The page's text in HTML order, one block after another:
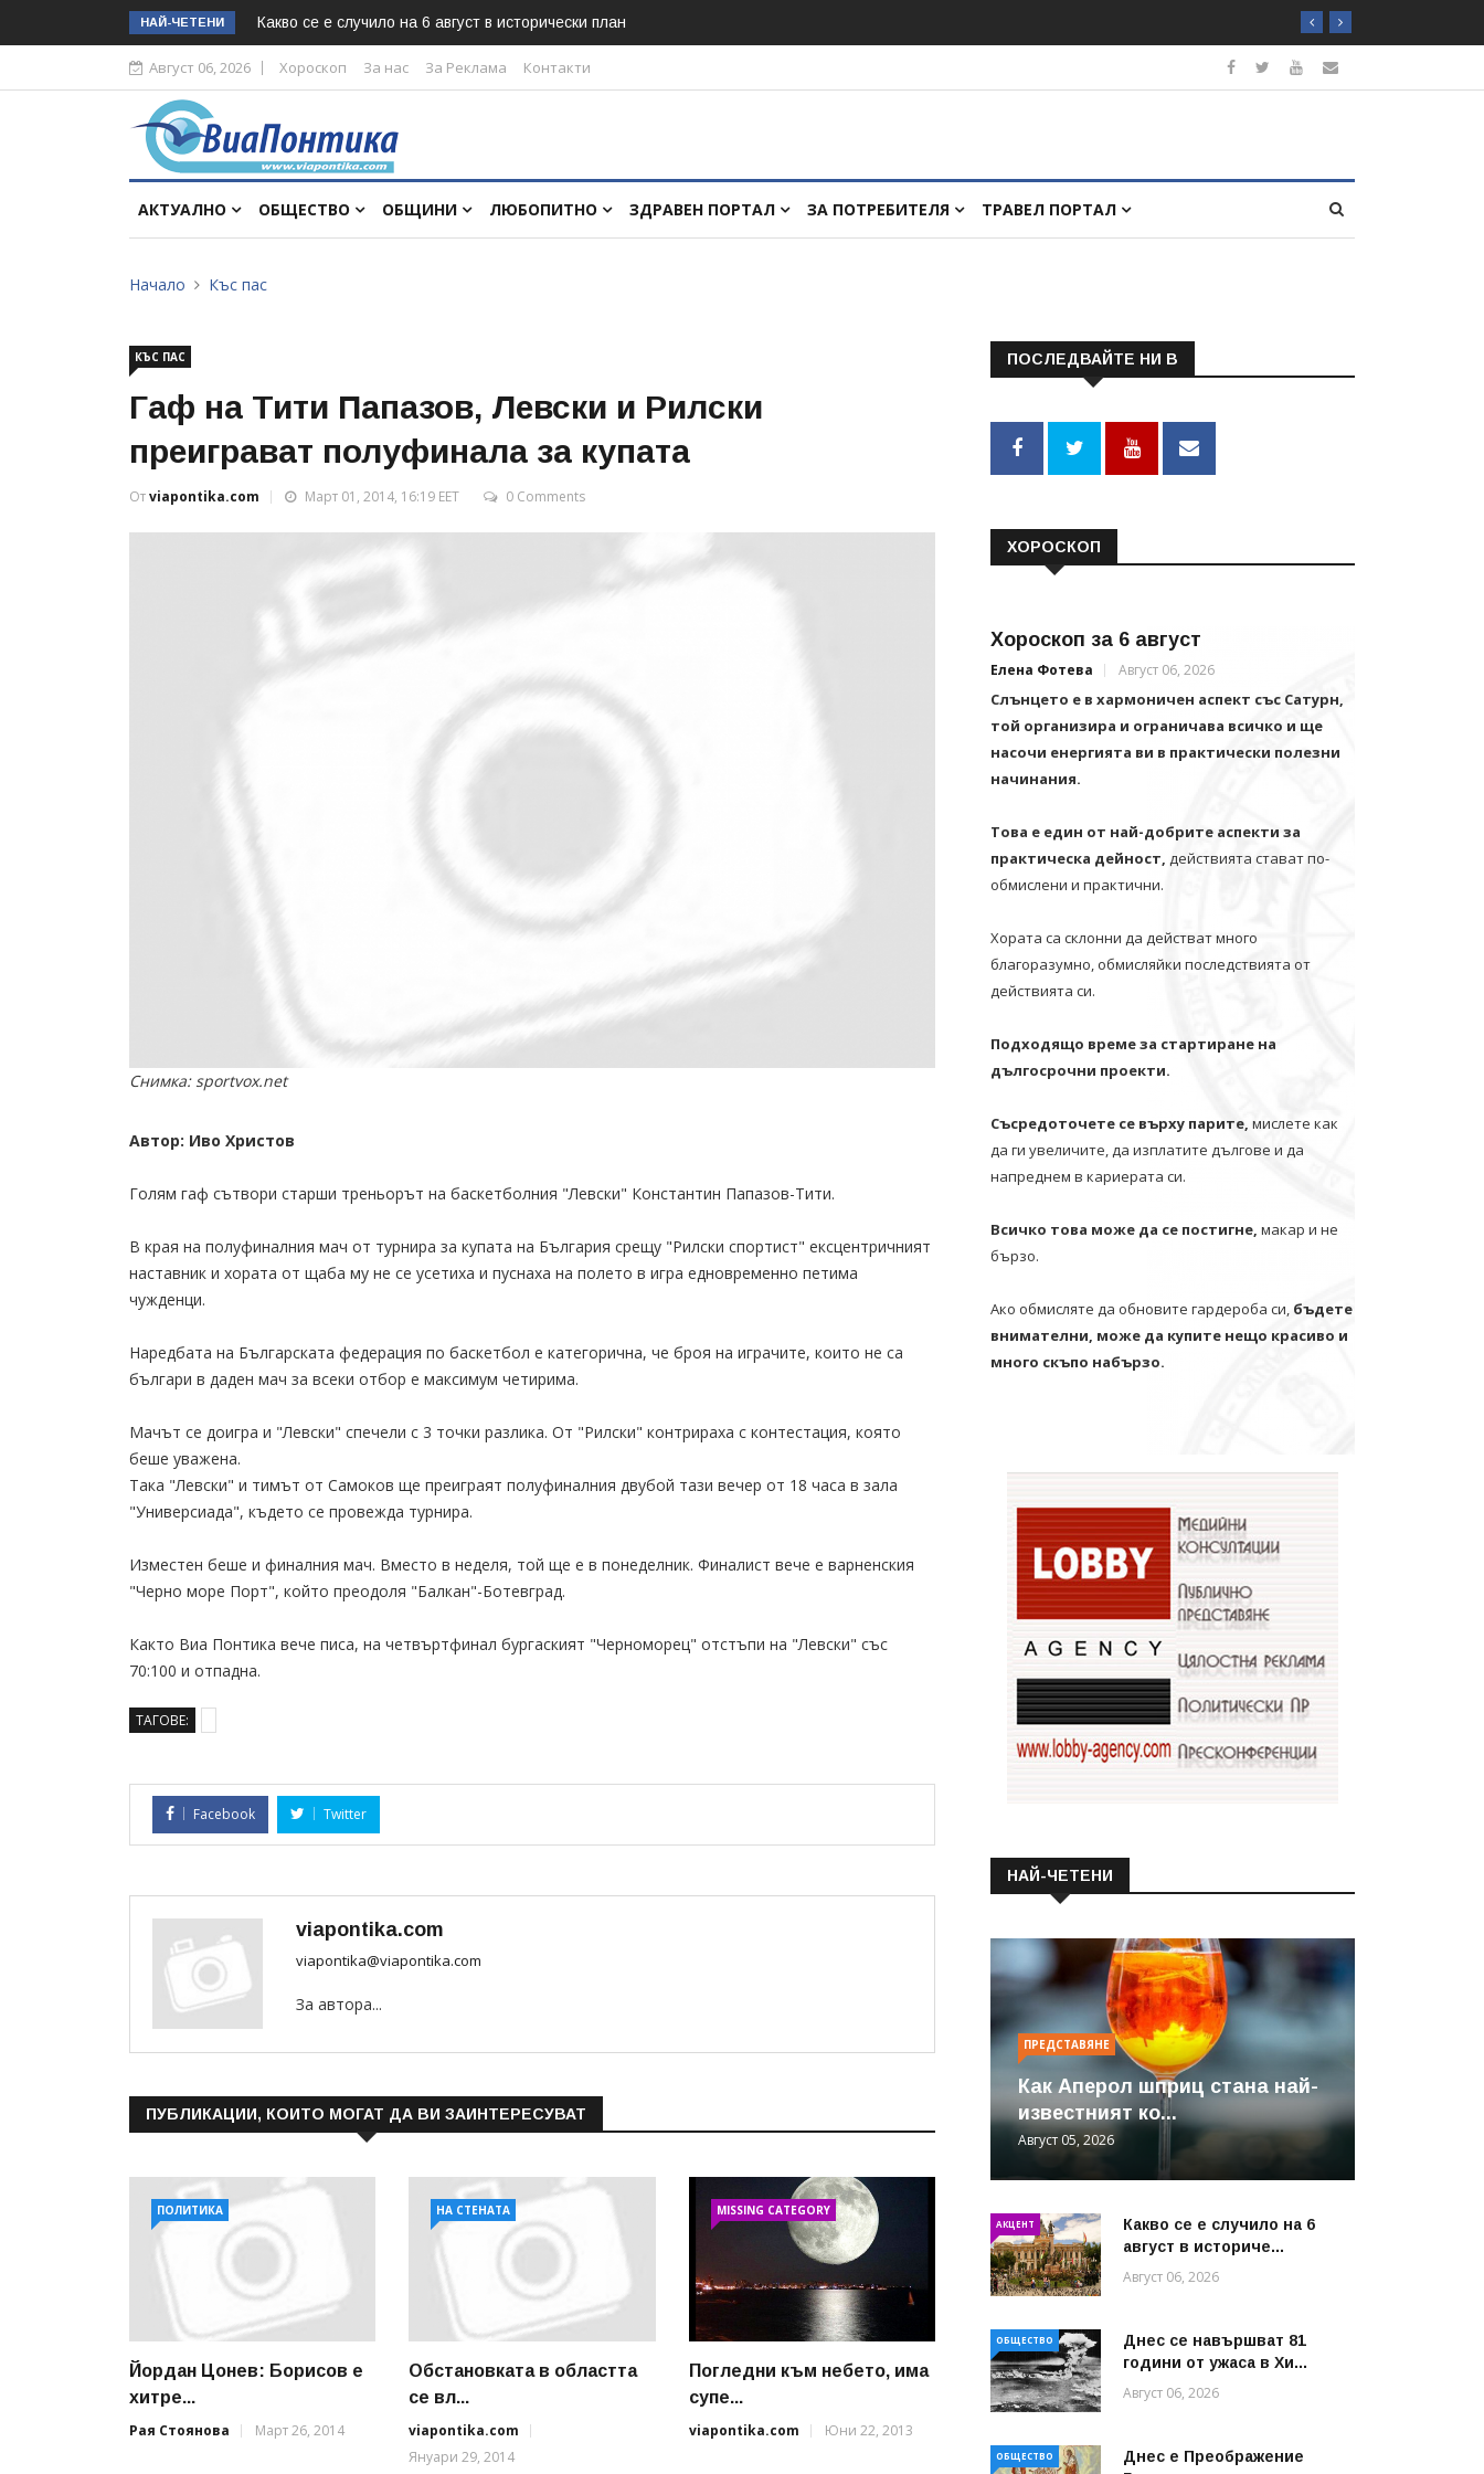
НАЙ-ЧЕТЕНИ Какво се е случило на 6 август в исторически план
Август 06, 2026 Хороскоп За нас За Реклама Контакти
АКТУАЛНО ОБЩЕСТВО ОБЩИНИ ЛЮБОПИТНО ЗДРАВЕН ПОРТАЛ ЗА ПОТРЕБИТЕЛЯ ТРАВЕЛ ПОРТАЛ
Начало Къс пас
КЪС ПАС
Гаф на Тити Папазов, Левски и Рилски
преиграват полуфинала за купата
Отviapontika.com Март 01, 2014, 16:19 EET 0 Comments
Снимка: sportvox.net
Автор: Иво Христов
Голям гаф сътвори старши треньорът на баскетболния "Левски" Константин Папазов-Тити.
В края на полуфиналния мач от турнира за купата на България срещу "Рилски спортист" ексцентричният
наставник и хората от щаба му не се усетиха и пуснаха на полето в игра едновременно петима
чужденци.
Наредбата на Българската федерация по баскетбол е категорична, че броя на играчите, които не са
българи в даден мач за всеки отбор е максимум четирима.
Мачът се доигра и "Левски" спечели с 3 точки разлика. От "Рилски" контрираха с контестация, която
беше уважена.
Така "Левски" и тимът от Самоков ще преиграят полуфиналния двубой тази вечер от 18 часа в зала
"Универсиада", където се провежда турнира.
Изместен беше и финалния мач. Вместо в неделя, той ще е в понеделник. Финалист вече е варненския
"Черно море Порт", който преодоля "Балкан"-Ботевград.
Както Виа Понтика вече писа, на четвъртфинал бургаският "Черноморец" отстъпи на "Левски" със
70:100 и отпадна.
ТАГОВЕ:
Facebook Twitter
viapontika.com
viapontika@viapontika.com
За автора...
ПУБЛИКАЦИИ, КОИТО МОГАТ ДА ВИ ЗАИНТЕРЕСУВАТ
ПОЛИТИКА
Йордан Цонев: Борисов е
хитре...
Рая Стоянова
Март 26, 2014
НА СТЕНАТА
Обстановката в областта
се вл...
viapontika.com
Януари 29, 2014
MISSING CATEGORY
Погледни към небето, има
супе...
viapontika.com
Юни 22, 2013
ПОСЛЕДВАЙТЕ НИ В
ХОРОСКОП
Хороскоп за 6 август
Елена Фотева Август 06, 2026
Слънцето е в хармоничен аспект със Сатурн,
той организира и ограничава всичко и щe
насочи енергията ви в практически полезни
начинания.
Това е един от най-добрите аспекти за
практическа дейност, действията стават по-
обмислени и практични.
Хората са склонни да действат много
благоразумно, обмисляйки последствията от
действията си.
Подходящо време за стартиране на
дългосрочни проекти.
Съсредоточете се върху парите, мислете как
да ги увеличите, да изплатите дългове и да
напреднем в кариерата си.
Всичко това може да се постигне, макар и не
бързо.
Ако обмисляте да обновите гардероба си, бъдете
внимателни, може да купите нещо красиво и
много скъпо набързо.
НАЙ-ЧЕТЕНИ
ПРЕДСТАВЯНЕ
Как Аперол шприц стана най-
известният ко...
Август 05, 2026
АКЦЕНТ
Какво се е случило на 6
август в историче...
Август 06, 2026
ОБЩЕСТВО
Днес се навършват 81
години от ужаса в Хи...
Август 06, 2026
ОБЩЕСТВО
Днес е Преображение